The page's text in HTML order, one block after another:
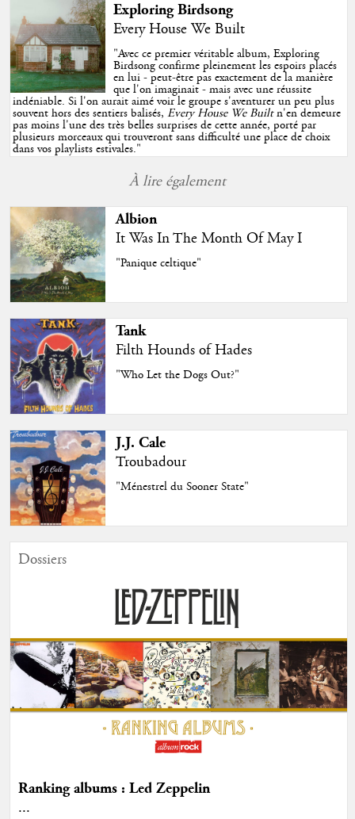
Exploring Birdsong
Every House We Built
"Avec ce premier véritable album, Exploring
Birdsong confirme pleinement les espoirs placés
en lui - peut-être pas exactement de la manière
que l'on imaginait - mais avec une réussite
indéniable. Si l'on aurait aimé voir le groupe s'aventurer un peu plus
souvent hors des sentiers balisés,Every House We Builtn'en demeure
pas moins l'une des très belles surprises de cette année, porté par
plusieurs morceaux qui trouveront sans difficulté une place de choix
dans vos playlists estivales."
À lire également
Albion
It Was In The Month Of May I
"Panique celtique"
Tank
Filth Hounds of Hades
"Who Let the Dogs Out?"
J.J. Cale
Troubadour
"Ménestrel du Sooner State"
Dossiers
Ranking albums : Led Zeppelin
...